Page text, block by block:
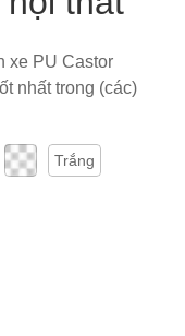
xe PU Castor
nhất trong (các)
Trắng